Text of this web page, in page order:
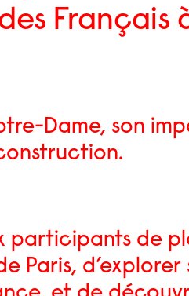
Français
Dame, son
participants de
Paris,